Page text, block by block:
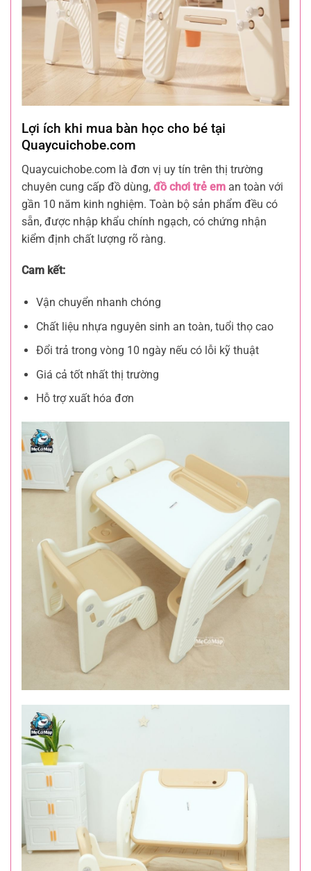
Lợi ích khi mua bàn học cho bé tại
Quaycuichobe.com
Quaycuichobe.com là đơn vị uy tín trên thị trường
chuyên cung cấp đồ dùng, đồ chơi trẻ em an toàn với
gần 10 năm kinh nghiệm. Toàn bộ sản phẩm đều có
sẵn, được nhập khẩu chính ngạch, có chứng nhận
kiểm định chất lượng rõ ràng.
Cam kết:
Vận chuyển nhanh chóng
Chất liệu nhựa nguyên sinh an toàn, tuổi thọ cao
Đổi trả trong vòng 10 ngày nếu có lỗi kỹ thuật
Giá cả tốt nhất thị trường
Hỗ trợ xuất hóa đơn